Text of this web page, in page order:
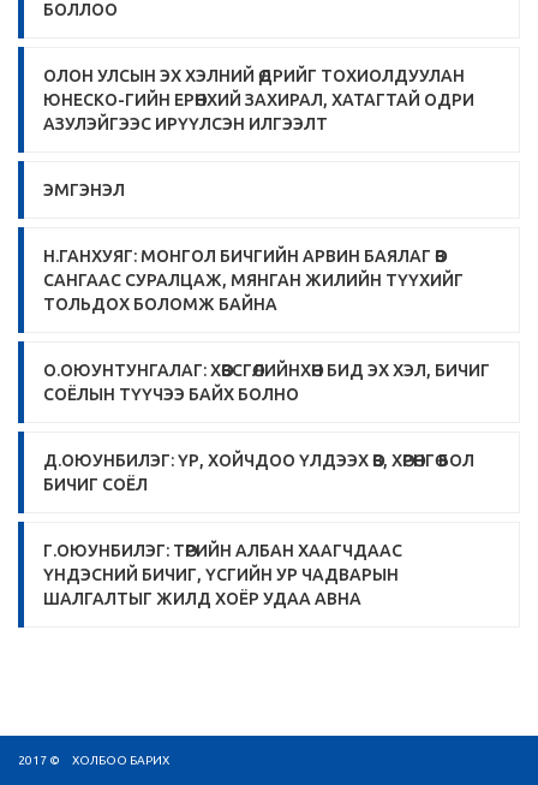
БОЛЛОО
ОЛОН УЛСЫН ЭХ ХЭЛНИЙ ӨДРИЙГ ТОХИОЛДУУЛАН
ЮНЕСКО-ГИЙН ЕРӨНХИЙ ЗАХИРАЛ, ХАТАГТАЙ ОДРИ
АЗУЛЭЙГЭЭС ИРҮҮЛСЭН ИЛГЭЭЛТ
ЭМГЭНЭЛ
Н.ГАНХУЯГ: МОНГОЛ БИЧГИЙН АРВИН БАЯЛАГ ӨВ
САНГААС СУРАЛЦАЖ, МЯНГАН ЖИЛИЙН ТҮҮХИЙГ
ТОЛЬДОХ БОЛОМЖ БАЙНА
О.ОЮУНТУНГАЛАГ: ХӨВСГӨЛИЙНХӨН БИД ЭХ ХЭЛ, БИЧИГ
СОЁЛЫН ТҮҮЧЭЭ БАЙХ БОЛНО
Д.ОЮУНБИЛЭГ: ҮР, ХОЙЧДОО ҮЛДЭЭХ ӨВ, ХӨРӨНГӨ БОЛ
БИЧИГ СОЁЛ
Г.ОЮУНБИЛЭГ: ТӨРИЙН АЛБАН ХААГЧДААС
ҮНДЭСНИЙ БИЧИГ, ҮСГИЙН УР ЧАДВАРЫН
ШАЛГАЛТЫГ ЖИЛД ХОЁР УДАА АВНА
2017 © ХОЛБОО БАРИХ